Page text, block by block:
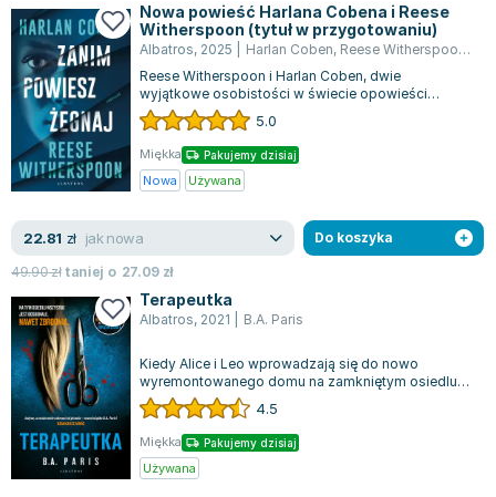
Lorraine Warren
Ajahn Brahm
Lucinda Riley
Jacek Walkiewicz
Nowa powieść Harlana Cobena i Reese
Witherspoon (tytuł w przygotowaniu)
Albatros, 2025 Harlan Coben, Reese Witherspoon ,
Reese Witherspoon i Harlan Coben, dwie
wyjątkowe osobistości w świecie opowieści
pełnych tajemnic, łączą swe siły, by stworzyć por...
5.0
Miękka Pakujemy dzisiaj
Nowa Używana
22.81 zł jak nowa
49.90złtaniej o 27.09 zł
Do koszyka
Terapeutka
Albatros, 2021 B.A. Paris
Kiedy Alice i Leo wprowadzają się do nowo
wyremontowanego domu na zamkniętym osiedlu
The Circle , wydaje się, że to dla nich spełn...
4.5
Miękka Pakujemy dzisiaj
Używana